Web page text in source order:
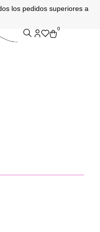
los pedidos superiores a
0